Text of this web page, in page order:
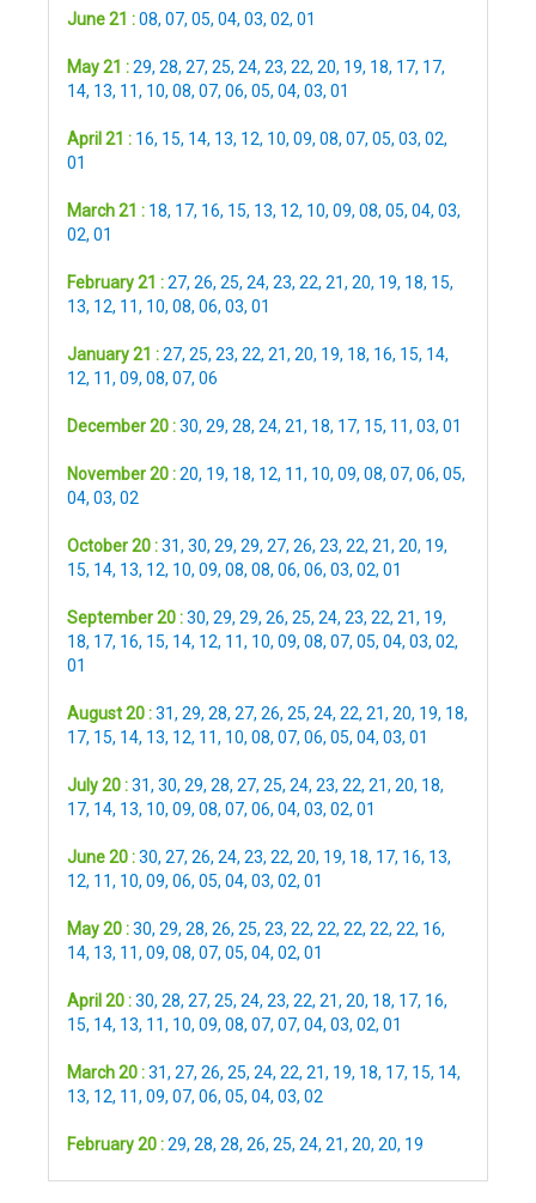
June 21 :08, 07, 05, 04, 03, 02, 01
May 21 :29, 28, 27, 25, 24, 23, 22, 20, 19, 18, 17, 17,
14, 13, 11, 10, 08, 07, 06, 05, 04, 03, 01
April 21 : 16, 15, 14, 13, 12, 10, 09, 08, 07, 05, 03, 02,
01
March 21 : 18, 17, 16, 15, 13, 12, 10, 09, 08, 05, 04, 03,
02, 01
February 21 :27, 26, 25, 24, 23, 22, 21, 20, 19, 18, 15,
13, 12, 11, 10, 08, 06, 03, 01
January 21 :27, 25, 23, 22, 21, 20, 19, 18, 16, 15, 14,
12, 11, 09, 08, 07, 06
December 20 :30, 29, 28, 24, 21, 18, 17, 15, 11, 03, 01
November 20 :20, 19, 18, 12, 11, 10, 09, 08, 07, 06, 05,
04, 03, 02
October 20 :31, 30, 29, 29, 27, 26, 23, 22, 21, 20, 19,
15, 14, 13, 12, 10, 09, 08, 08, 06, 06, 03, 02, 01
September 20 :30, 29, 29, 26, 25, 24, 23, 22, 21, 19,
18, 17, 16, 15, 14, 12, 11, 10, 09, 08, 07, 05, 04, 03, 02,
01
August 20 :31, 29, 28, 27, 26, 25, 24, 22, 21, 20, 19, 18,
17, 15, 14, 13, 12, 11, 10, 08, 07, 06, 05, 04, 03, 01
July 20 :31, 30, 29, 28, 27, 25, 24, 23, 22, 21, 20, 18,
17, 14, 13, 10, 09, 08, 07, 06, 04, 03, 02, 01
June 20 :30, 27, 26, 24, 23, 22, 20, 19, 18, 17, 16, 13,
12, 11, 10, 09, 06, 05, 04, 03, 02, 01
May 20 :30, 29, 28, 26, 25, 23, 22, 22, 22, 22, 22, 16,
14, 13, 11, 09, 08, 07, 05, 04, 02, 01
April 20 :30, 28, 27, 25, 24, 23, 22, 21, 20, 18, 17, 16,
15, 14, 13, 11, 10, 09, 08, 07, 07, 04, 03, 02, 01
March 20 :31, 27, 26, 25, 24, 22, 21, 19, 18, 17, 15, 14,
13, 12, 11, 09, 07, 06, 05, 04, 03, 02
February 20 :29, 28, 28, 26, 25, 24, 21, 20, 20, 19